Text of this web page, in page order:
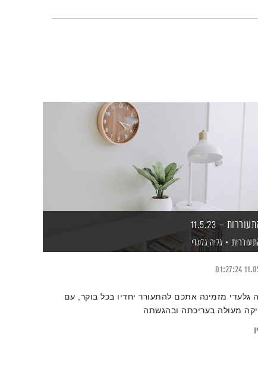
– 11.5.23
גליה גלעדי
01:27:24
גלעדי מזמינה אתכם להתעורר יחדיו בכל בוקר, עם
מעולה בעריכתה ובהגשתה